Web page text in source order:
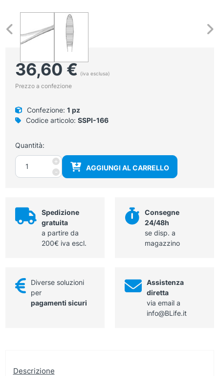
36,60€ (iva esclusa)
Prezzo a confezione
Confezione: 1 pz
Codice articolo: SSPI-166
Quantità:
-
Pinza
Cheron
25
+
AGGIUNGI AL CARRELLO
Spedizione
gratuita
a partire da
200€ iva escl.
Consegne
24/48h
se disp. a
magazzino
Diverse soluzioni
per
pagamenti sicuri
Assistenza
diretta
via email a
info@BLife.it
Descrizione